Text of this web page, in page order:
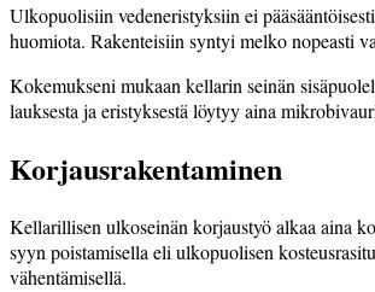
Ulkopuolisiin vedeneristyksiin ei
huomiota. Rakenteisiin syntyi melko nopeasti
Kokemukseni mukaan kellarin seinän
lauksesta ja eristyksestä löytyy ­aina
Korjausrakentaminen
Kellarillisen ulkoseinän korjaustyö alkaa aina
syyn poistamisella eli ulkopuolisen
vähentämisellä.